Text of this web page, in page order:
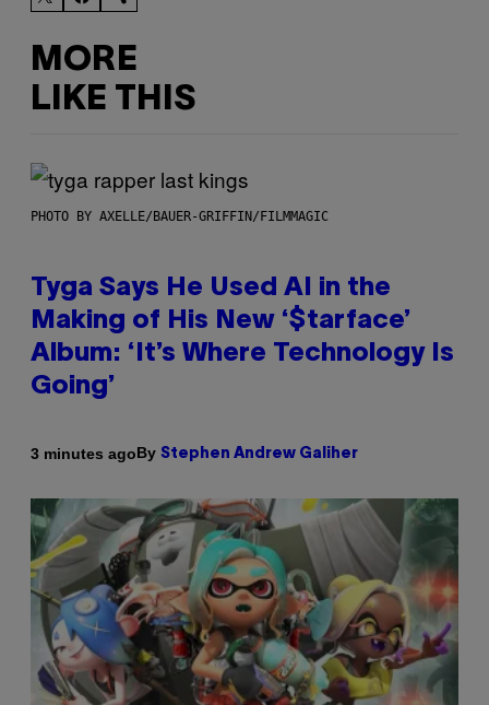
MORE
LIKE THIS
PHOTO BY AXELLE/BAUER-GRIFFIN/FILMMAGIC
Tyga Says He Used AI in the
Making of His New ‘$tarface’
Album: ‘It’s Where Technology Is
Going’
3 minutes agoBy Stephen Andrew Galiher